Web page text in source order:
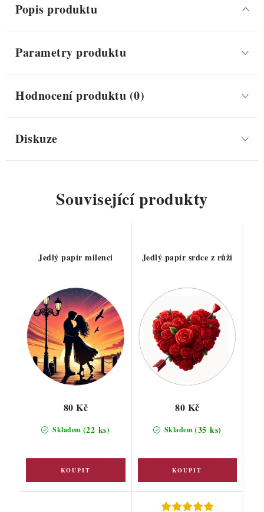
Popis produktu
Parametry produktu
Hodnocení produktu (0)
Diskuze
Související produkty
Jedlý papír milenci
Skladem (22 ks)
80 Kč
Jedlý papír srdce z růží
Skladem(35 ks)
80 Kč